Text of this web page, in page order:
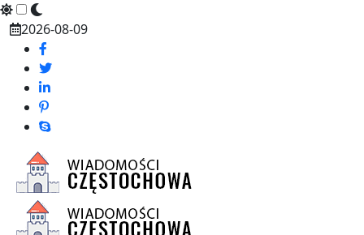
Skip
content
2026-08-09